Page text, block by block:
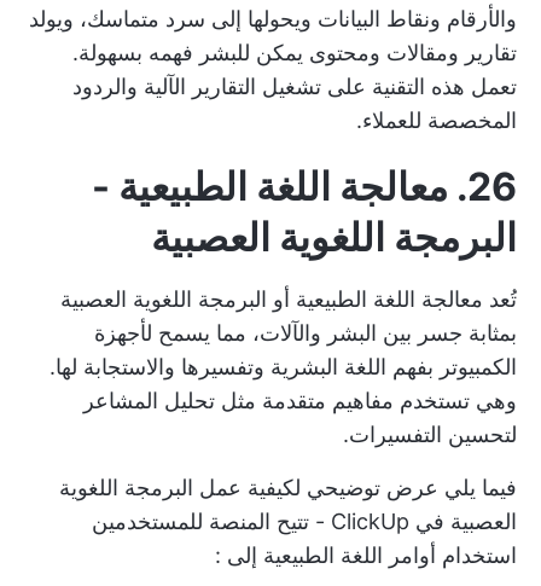
والأرقام ونقاط البيانات ويحولها إلى سرد متماسك، ويولد
تقارير ومقالات ومحتوى يمكن للبشر فهمه بسهولة.
تعمل هذه التقنية على تشغيل التقارير الآلية والردود
المخصصة للعملاء.
26. معالجة اللغة الطبيعية -
البرمجة اللغوية العصبية
تُعد معالجة اللغة الطبيعية أو البرمجة اللغوية العصبية
بمثابة جسر بين البشر والآلات، مما يسمح لأجهزة
الكمبيوتر بفهم اللغة البشرية وتفسيرها والاستجابة لها.
وهي تستخدم مفاهيم متقدمة مثل تحليل المشاعر
لتحسين التفسيرات.
فيما يلي عرض توضيحي لكيفية عمل البرمجة اللغوية
العصبية في ClickUp - تتيح المنصة للمستخدمين
استخدام أوامر اللغة الطبيعية إلى :